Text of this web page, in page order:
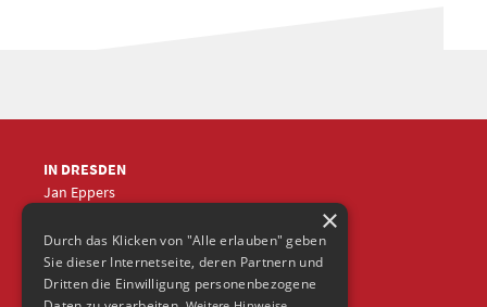
IN DRESDEN
Jan Eppers
jep@frische-fische.com ×
Durch das Klicken von "Alle erlauben" geben
Sie dieser Internetseite, deren Partnern und
Dritten die Einwilligung personenbezogene